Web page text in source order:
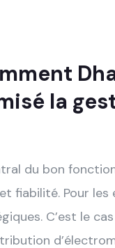
la
du bon
fiabilité. Pour les
C’est le